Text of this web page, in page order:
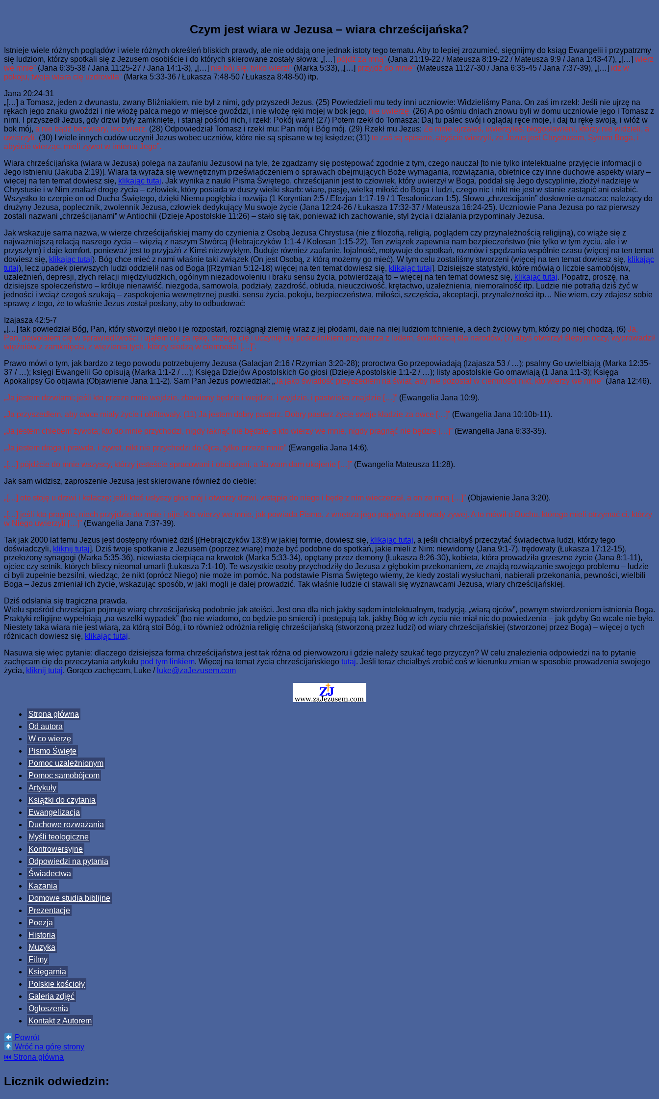
Czym jest wiara w Jezusa – wiara chrześcijańska?
Istnieje wiele różnych poglądów i wiele różnych określeń bliskich prawdy, ale nie oddają one jednak istoty tego tematu. Aby to lepiej zrozumieć, sięgnijmy do ksiąg Ewangelii i przypatrzmy
się ludziom, którzy spotkali się z Jezusem osobiście i do których skierowane zostały słowa: „[…] pójdź za mną” (Jana 21:19-22 / Mateusza 8:19-22 / Mateusza 9:9 / Jana 1:43-47), „[…] wierz
we mnie” (Jana 6:35-38 / Jana 11:25-27 / Jana 14:1-3), „[…] nie bój się, tylko wierz!” (Marka 5:33), „[…] przyjdź do mnie” (Mateusza 11:27-30 / Jana 6:35-45 / Jana 7:37-39), „[…] idź w
pokoju, twoja wiara cię uzdrowiła” (Marka 5:33-36 / Łukasza 7:48-50 / Łukasza 8:48-50) itp.
Jana 20:24-31
„[…] a Tomasz, jeden z dwunastu, zwany Bliźniakiem, nie był z nimi, gdy przyszedł Jezus. (25) Powiedzieli mu tedy inni uczniowie: Widzieliśmy Pana. On zaś im rzekł: Jeśli nie ujrzę na
rękach jego znaku gwoździ i nie włożę palca mego w miejsce gwoździ, i nie włożę ręki mojej w bok jego, nie uwierzę. (26) A po ośmiu dniach znowu byli w domu uczniowie jego i Tomasz z
nimi. I przyszedł Jezus, gdy drzwi były zamknięte, i stanął pośród nich, i rzekł: Pokój wam! (27) Potem rzekł do Tomasza: Daj tu palec swój i oglądaj ręce moje, i daj tu rękę swoją, i włóż w
bok mój, a nie bądź bez wiary, lecz wierz. (28) Odpowiedział Tomasz i rzekł mu: Pan mój i Bóg mój. (29) Rzekł mu Jezus: Że mnie ujrzałeś, uwierzyłeś; błogosławieni, którzy nie widzieli, a
uwierzyli. (30) I wiele innych cudów uczynił Jezus wobec uczniów, które nie są spisane w tej księdze; (31) te zaś są spisane, abyście wierzyli, że Jezus jest Chrystusem, Synem Boga, i
abyście wierząc, mieli żywot w imieniu Jego”.
Wiara chrześcijańska (wiara w Jezusa) polega na zaufaniu Jezusowi na tyle, że zgadzamy się postępować zgodnie z tym, czego nauczał [to nie tylko intelektualne przyjęcie informacji o
Jego istnieniu (Jakuba 2:19)]. Wiara ta wyraża się wewnętrznym przeświadczeniem o sprawach obejmujących Boże wymagania, rozwiązania, obietnice czy inne duchowe aspekty wiary –
więcej na ten temat dowiesz się, klikając tutaj. Jak wynika z nauki Pisma Świętego, chrześcijanin jest to człowiek, który uwierzył w Boga, poddał się Jego dyscyplinie, złożył nadzieję w
Chrystusie i w Nim znalazł drogę życia – człowiek, który posiada w duszy wielki skarb: wiarę, pasję, wielką miłość do Boga i ludzi, czego nic i nikt nie jest w stanie zastąpić ani osłabić.
Wszystko to czerpie on od Ducha Świętego, dzięki Niemu pogłębia i rozwija (1 Koryntian 2:5 / Efezjan 1:17-19 / 1 Tesaloniczan 1:5). Słowo „chrześcijanin” dosłownie oznacza: należący do
drużyny Jezusa, poplecznik, zwolennik Jezusa, człowiek dedykujący Mu swoje życie (Jana 12:24-26 / Łukasza 17:32-37 / Mateusza 16:24-25). Uczniowie Pana Jezusa po raz pierwszy
zostali nazwani „chrześcijanami” w Antiochii (Dzieje Apostolskie 11:26) – stało się tak, ponieważ ich zachowanie, styl życia i działania przypominały Jezusa.
Jak wskazuje sama nazwa, w wierze chrześcijańskiej mamy do czynienia z Osobą Jezusa Chrystusa (nie z filozofią, religią, poglądem czy przynależnością religijną), co wiąże się z
najważniejszą relacją naszego życia – więzią z naszym Stwórcą (Hebrajczyków 1:1-4 / Kolosan 1:15-22). Ten związek zapewnia nam bezpieczeństwo (nie tylko w tym życiu, ale i w
przyszłym) i daje komfort, ponieważ jest to przyjaźń z Kimś niezwykłym. Buduje również zaufanie, lojalność, motywuje do spotkań, rozmów i spędzania wspólnie czasu (więcej na ten temat
dowiesz się, klikając tutaj). Bóg chce mieć z nami właśnie taki związek (On jest Osobą, z którą możemy go mieć). W tym celu zostaliśmy stworzeni (więcej na ten temat dowiesz się, klikając
tutaj), lecz upadek pierwszych ludzi oddzielił nas od Boga [(Rzymian 5:12-18) więcej na ten temat dowiesz się, klikając tutaj]. Dzisiejsze statystyki, które mówią o liczbie samobójstw,
uzależnień, depresji, złych relacji międzyludzkich, ogólnym niezadowoleniu i braku sensu życia, potwierdzają to – więcej na ten temat dowiesz się, klikając tutaj. Popatrz, proszę, na
dzisiejsze społeczeństwo – króluje nienawiść, niezgoda, samowola, podziały, zazdrość, obłuda, nieuczciwość, krętactwo, uzależnienia, niemoralność itp. Ludzie nie potrafią dziś żyć w
jedności i wciąż czegoś szukają – zaspokojenia wewnętrznej pustki, sensu życia, pokoju, bezpieczeństwa, miłości, szczęścia, akceptacji, przynależności itp… Nie wiem, czy zdajesz sobie
sprawę z tego, że to właśnie Jezus został posłany, aby to odbudować:
Izajasza 42:5-7
„[…] tak powiedział Bóg, Pan, który stworzył niebo i je rozpostarł, rozciągnął ziemię wraz z jej płodami, daje na niej ludziom tchnienie, a dech życiowy tym, którzy po niej chodzą. (6) Ja,
Pan, powołałem cię w sprawiedliwości i ująłem cię za rękę, strzegę cię i uczynię cię pośrednikiem przymierza z ludem, światłością dla narodów, (7) abyś otworzył ślepym oczy, wyprowadził
więźniów z zamknięcia, z więzienia tych, którzy siedzą w ciemności […]”.
Prawo mówi o tym, jak bardzo z tego powodu potrzebujemy Jezusa (Galacjan 2:16 / Rzymian 3:20-28); proroctwa Go przepowiadają (Izajasza 53 / …); psalmy Go uwielbiają (Marka 12:35-
37 / …); księgi Ewangelii Go opisują (Marka 1:1-2 / …); Księga Dziejów Apostolskich Go głosi (Dzieje Apostolskie 1:1-2 / …); listy apostolskie Go omawiają (1 Jana 1:1-3); Księga
Apokalipsy Go objawia (Objawienie Jana 1:1-2). Sam Pan Jezus powiedział: „Ja jako światłość przyszedłem na świat, aby nie pozostał w ciemności nikt, kto wierzy we mnie” (Jana 12:46).
„Ja jestem drzwiami; jeśli kto przeze mnie wejdzie, zbawiony będzie i wejdzie, i wyjdzie, i pastwisko znajdzie […]” (Ewangelia Jana 10:9).
„Ja przyszedłem, aby owce miały życie i obfitowały. (11) Ja jestem dobry pasterz. Dobry pasterz życie swoje kładzie za owce […]” (Ewangelia Jana 10:10b-11).
„Ja jestem chlebem żywota; kto do mnie przychodzi, nigdy łaknąć nie będzie, a kto wierzy we mnie, nigdy pragnąć nie będzie […]” (Ewangelia Jana 6:33-35).
„Ja jestem droga i prawda, i żywot, nikt nie przychodzi do Ojca, tylko przeze mnie” (Ewangelia Jana 14:6).
„[…] pójdźcie do mnie wszyscy, którzy jesteście spracowani i obciążeni, a Ja wam dam ukojenie […]” (Ewangelia Mateusza 11:28).
Jak sam widzisz, zaproszenie Jezusa jest skierowane również do ciebie:
„[…] oto stoję u drzwi i kołaczę; jeśli ktoś usłyszy głos mój i otworzy drzwi, wstąpię do niego i będę z nim wieczerzał, a on ze mną […]” (Objawienie Jana 3:20).
„[…] jeśli kto pragnie, niech przyjdzie do mnie i pije. Kto wierzy we mnie, jak powiada Pismo, z wnętrza jego popłyną rzeki wody żywej. A to mówił o Duchu, którego mieli otrzymać ci, którzy
w Niego uwierzyli […]” (Ewangelia Jana 7:37-39).
Tak jak 2000 lat temu Jezus jest dostępny również dziś [(Hebrajczyków 13:8) w jakiej formie, dowiesz się, klikając tutaj, a jeśli chciałbyś przeczytać świadectwa ludzi, którzy tego
doświadczyli, kliknij tutaj]. Dziś twoje spotkanie z Jezusem (poprzez wiarę) może być podobne do spotkań, jakie mieli z Nim: niewidomy (Jana 9:1-7), trędowaty (Łukasza 17:12-15),
przełożony synagogi (Marka 5:35-36), niewiasta cierpiąca na krwotok (Marka 5:33-34), opętany przez demony (Łukasza 8:26-30), kobieta, która prowadziła grzeszne życie (Jana 8:1-11),
ojciec czy setnik, których bliscy nieomal umarli (Łukasza 7:1-10). Te wszystkie osoby przychodziły do Jezusa z głębokim przekonaniem, że znajdą rozwiązanie swojego problemu – ludzie
ci byli zupełnie bezsilni, wiedząc, że nikt (oprócz Niego) nie może im pomóc. Na podstawie Pisma Świętego wiemy, że kiedy zostali wysłuchani, nabierali przekonania, pewności, wielbili
Boga – Jezus zmieniał ich życie, wskazując sposób, w jaki mogli je dalej prowadzić. Tak właśnie ludzie ci stawali się wyznawcami Jezusa, wiary chrześcijańskiej.
Dziś odsłania się tragiczna prawda.
Wielu spośród chrześcijan pojmuje wiarę chrześcijańską podobnie jak ateiści. Jest ona dla nich jakby sądem intelektualnym, tradycją, „wiarą ojców”, pewnym stwierdzeniem istnienia Boga.
Praktyki religijne wypełniają „na wszelki wypadek” (bo nie wiadomo, co będzie po śmierci) i postępują tak, jakby Bóg w ich życiu nie miał nic do powiedzenia – jak gdyby Go wcale nie było.
Niestety taka wiara nie jest wiarą, za którą stoi Bóg, i to również odróżnia religię chrześcijańską (stworzoną przez ludzi) od wiary chrześcijańskiej (stworzonej przez Boga) – więcej o tych
różnicach dowiesz się, klikając tutaj.
Nasuwa się więc pytanie: dlaczego dzisiejsza forma chrześcijaństwa jest tak różna od pierwowzoru i gdzie należy szukać tego przyczyn? W celu znalezienia odpowiedzi na to pytanie
zachęcam cię do przeczytania artykułu pod tym linkiem. Więcej na temat życia chrześcijańskiego tutaj. Jeśli teraz chciałbyś zrobić coś w kierunku zmian w sposobie prowadzenia swojego
życia, kliknij tutaj. Gorąco zachęcam, Luke / luke@zaJezusem.com
Strona główna
Od autora
W co wierzę
Pismo Święte
Pomoc uzależnionym
Pomoc samobójcom
Artykuły
Książki do czytania
Ewangelizacja
Duchowe rozważania
Myśli teologiczne
Kontrowersyjne
Odpowiedzi na pytania
Świadectwa
Kazania
Domowe studia biblijne
Prezentacje
Poezja
Historia
Muzyka
Filmy
Księgarnia
Polskie kościoły
Galeria zdjęć
Ogłoszenia
Kontakt z Autorem
Powrót
Wróć na górę strony
⏮ Strona główna
Licznik odwiedzin: